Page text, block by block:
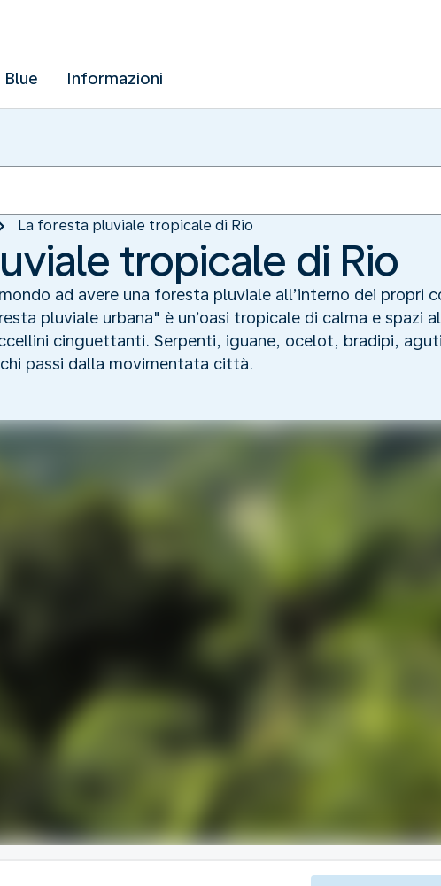
Blue Informazioni
La foresta pluviale tropicale di Rio
tropicale di Rio
ad avere una foresta pluviale all’interno dei propri
pluviale urbana" è un’oasi tropicale di calma e spazi
cinguettanti. Serpenti, iguane, ocelot, bradipi,
passi dalla movimentata città.